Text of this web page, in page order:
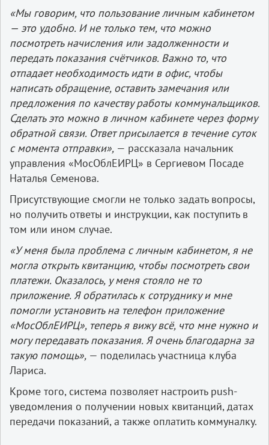
«Мы говорим, что пользование личным кабинетом
— это удобно. И не только тем, что можно
посмотреть начисления или задолженности и
передать показания счётчиков. Важно то, что
отпадает необходимость идти в офис, чтобы
написать обращение, оставить замечания или
предложения по качеству работы коммунальщиков.
Сделать это можно в личном кабинете через форму
обратной связи. Ответ присылается в течение суток
с момента отправки», — рассказала начальник
управления «МосОблЕИРЦ» в Сергиевом Посаде
Наталья Семенова.
Присутствующие смогли не только задать вопросы,
но получить ответы и инструкции, как поступить в
том или ином случае.
«У меня была проблема с личным кабинетом, я не
могла открыть квитанцию, чтобы посмотреть свои
платежи. Оказалось, у меня стояло не то
приложение. Я обратилась к сотруднику и мне
помогли установить на телефон приложение
«МосОблЕИРЦ», теперь я вижу всё, что мне нужно и
могу передавать показания. Я очень благодарна за
такую помощь», — поделилась участница клуба
Лариса.
Кроме того, система позволяет настроить push-
уведомления о получении новых квитанций, датах
передачи показаний, а также оплатить коммуналку.